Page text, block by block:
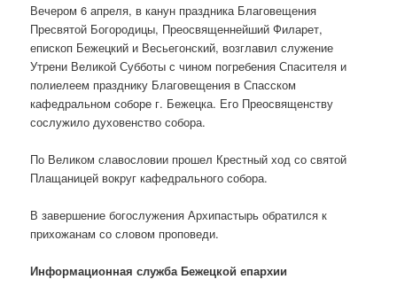
Вечером 6 апреля, в канун праздника Благовещения
Пресвятой Богородицы, Преосвященнейший Филарет,
епископ Бежецкий и Весьегонский, возглавил служение
Утрени Великой Субботы с чином погребения Спасителя и
полиелеем празднику Благовещения в Спасском
кафедральном соборе г. Бежецка. Его Преосвященству
сослужило духовенство собора.
По Великом славословии прошел Крестный ход со святой
Плащаницей вокруг кафедрального собора.
В завершение богослужения Архипастырь обратился к
прихожанам со словом проповеди.
Информационная служба Бежецкой епархии